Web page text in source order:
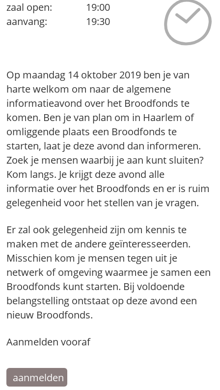
zaal open:
19:00
aanvang:
19:30
Op maandag 14 oktober 2019 ben je van
harte welkom om naar de algemene
informatieavond over het Broodfonds te
komen. Ben je van plan om in Haarlem of
omliggende plaats een Broodfonds te
starten, laat je deze avond dan informeren.
Zoek je mensen waarbij je aan kunt sluiten?
Kom langs. Je krijgt deze avond alle
informatie over het Broodfonds en er is ruim
gelegenheid voor het stellen van je vragen.
Er zal ook gelegenheid zijn om kennis te
maken met de andere geïnteresseerden.
Misschien kom je mensen tegen uit je
netwerk of omgeving waarmee je samen een
Broodfonds kunt starten. Bij voldoende
belangstelling ontstaat op deze avond een
nieuw Broodfonds.
Aanmelden vooraf
aanmelden